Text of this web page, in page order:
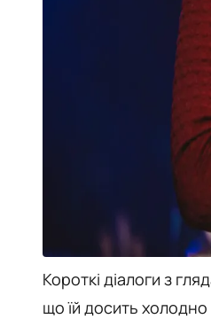
Короткі діалоги з
що їй досить холодно